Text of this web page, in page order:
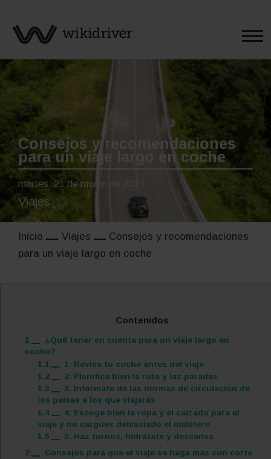
Consejos y recomendaciones
para un viaje largo en coche
martes, 21 de marzo de 2023
Viajes
Inicio Viajes
Consejos y recomendaciones
para un viaje largo en coche
Contenidos
1
¿Qué tener en cuenta para un viaje largo en
coche?
1.1
1: Revisa tu coche antes del viaje
1.2
2: Planifica bien la ruta y las paradas
1.3
3. Infórmate de las normas de circulación de
los países a los que viajarás
1.4
4: Escoge bien la ropa y el calzado para el
viaje y no cargues demasiado el maletero
1.5
5: Haz turnos, hidrátate y descansa
2
Consejos para que el viaje se haga más con corto